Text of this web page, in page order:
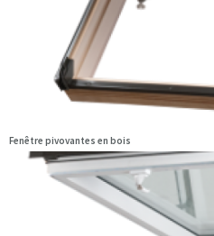
Fenêtre pivovantes en bois